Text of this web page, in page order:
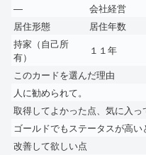
―
会社経営
居住形態
居住年数
持家（自己所
有）
１１年
このカードを選んだ理由
人に勧められて。
取得してよかった点、気に入っ
ゴールドでもステータスが高い
改善して欲しい点